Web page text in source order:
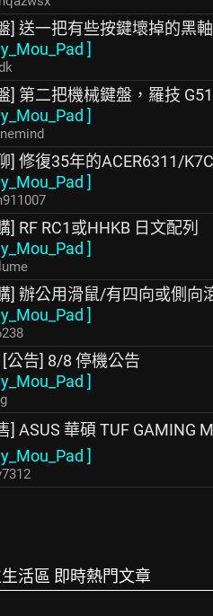
] 送一把有些按鍵壞掉的黑軸
]
] 第二把機械鍵盤，羅技
]
] 修復35年的ACER6311/K7C
]
] RF RC1或HHKB 日文配列
]
] 辦公用滑鼠/有四向或側向
]
[公告] 8/8 停機公告
]
] ASUS 華碩 TUF GAMING
]
活區 即時熱門文章